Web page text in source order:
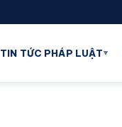
TIN TỨC PHÁP LUẬT▾